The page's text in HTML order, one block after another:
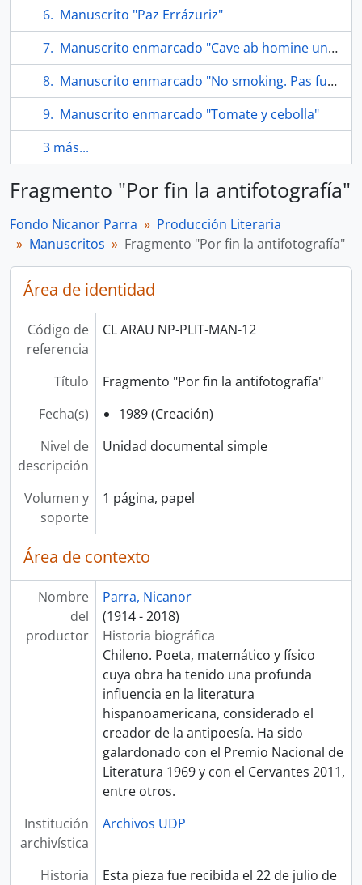
Manuscrito "Paz Errázuriz"
Manuscrito enmarcado "Cave ab homine unius libri"
Manuscrito enmarcado "No smoking. Pas fumer"
Manuscrito enmarcado "Tomate y cebolla"
3 más...
Fragmento "Por fin la antifotografía"
Fondo Nicanor Parra
Producción Literaria
Manuscritos
Fragmento "Por fin la antifotografía"
Área de identidad
Código de
referencia
CL ARAU NP-PLIT-MAN-12
Título
Fragmento "Por fin la antifotografía"
Fecha(s)
1989 (Creación)
Nivel de
descripción
Unidad documental simple
Volumen y
soporte
1 página, papel
Área de contexto
Nombre
del
productor
Parra, Nicanor
(1914 - 2018)
Historia biográfica
Chileno. Poeta, matemático y físico
cuya obra ha tenido una profunda
influencia en la literatura
hispanoamericana, considerado el
creador de la antipoesía. Ha sido
galardonado con el Premio Nacional de
Literatura 1969 y con el Cervantes 2011,
entre otros.
Institución
archivística
Archivos UDP
Historia
Esta pieza fue recibida el 22 de julio de